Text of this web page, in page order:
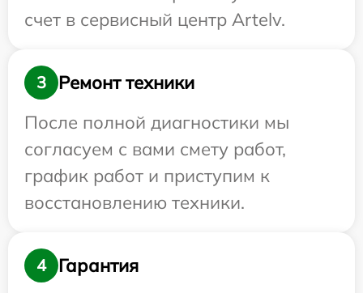
счет в сервисный центр Artelv.
3
Ремонт техники
После полной диагностики мы
согласуем с вами смету работ,
график работ и приступим к
восстановлению техники.
4
Гарантия